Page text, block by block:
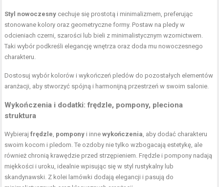
Styl nowoczesny cechuje się prostotą i minimalizmem, preferując
stonowane kolory oraz geometryczne formy. Postaw na pledy w
odcieniach czerni, szarości lub bieli z minimalistycznym wzornictwem.
Taki wybór podkreśli elegancję wnętrza oraz doda mu nowoczesnego
charakteru.
Dostosuj wybór kolorów i wykończeń pledów do pozostałych elementów
aranżacji, aby stworzyć spójną i harmonijną przestrzeń w swoim salonie.
Wykończenia i dodatki: frędzle, pompony, pleciona
struktura
Wybierajfrędzle, pompony i innewykończenia, aby dodać charakteru
swoim kocom i pledom. Te ozdoby nie tylko wzbogacają estetykę, ale
również chronią krawędzie przed strzępieniem. Frędzle i pompony nadają
miękkości i uroku, idealnie wpisując się w styl rustykalny lub
skandynawski. Z kolei lamówki dodają elegancji i pasują do